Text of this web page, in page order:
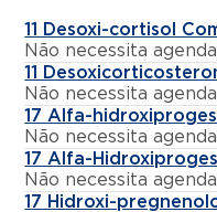
11 Desoxi-cortisol
Não necessita
11
Não necessita
17 Alfa-
Não necessita
17 Alfa-
Não necessita
17 Hidroxi-